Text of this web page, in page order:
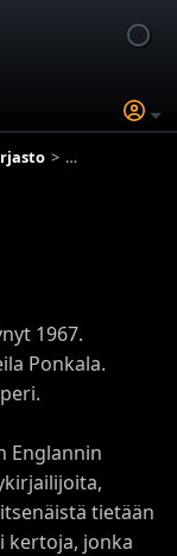
Maaginen
1967.
Ponkala.
Englannin
tietään
kertoja, jonka